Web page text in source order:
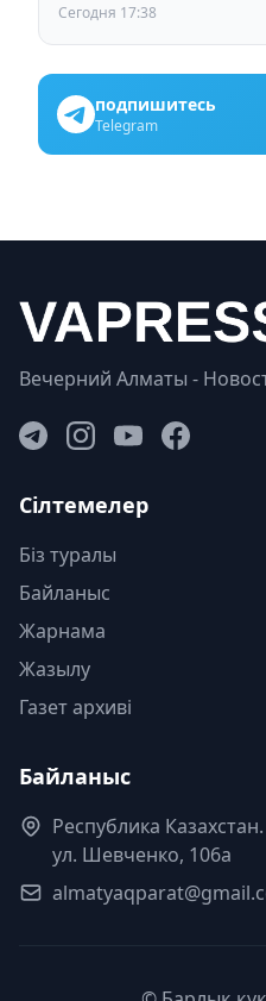
Сегодня 17:38
подпишитесь
Telegram
Вечерний Алматы -
Сілтемелер
Біз туралы
Байланыс
Жарнама
Жазылу
Газет архиві
Байланыс
Республика
ул. Шевченко, 106а